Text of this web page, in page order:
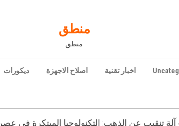
منطق
منطق
اخبار تقنية اصلاح الاجهزة ديكورات
آلة تنقيب عن الذهب: التكنولوجيا المبتكرة في